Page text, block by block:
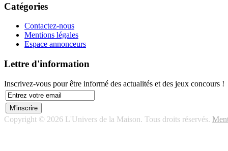
Catégories
Contactez-nous
Mentions légales
Espace annonceurs
Lettre d'information
Inscrivez-vous pour être informé des actualités et des jeux concours !
Copyright © 2026 L'Univers de la Maison. Tous droits réservés.